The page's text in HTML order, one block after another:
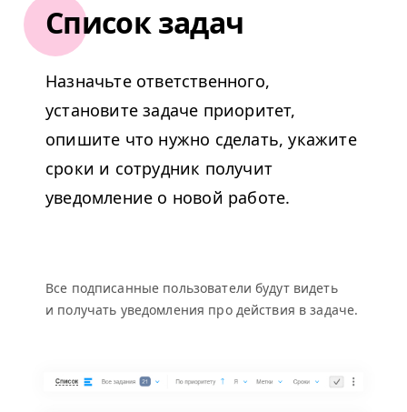
Список задач
Назначьте ответственного,
установите задаче приоритет,
опишите что нужно сделать, укажите
сроки и сотрудник получит
уведомление о новой работе.
Все подписанные пользователи будут видеть
и получать уведомления про действия в задаче.